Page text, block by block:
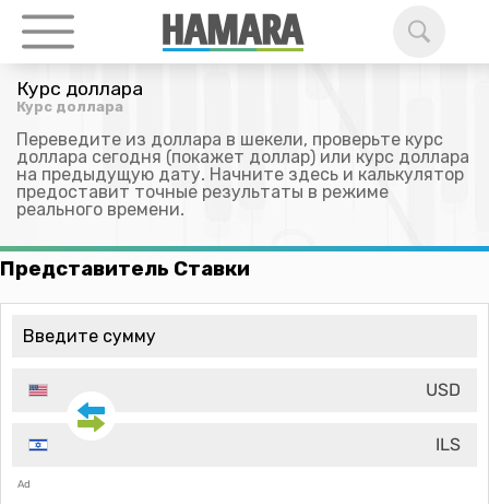
Курс доллара
Курс доллара
Переведите из доллара в шекели, проверьте курс
доллара сегодня (покажет доллар) или курс доллара
на предыдущую дату. Начните здесь и калькулятор
предоставит точные результаты в режиме
реального времени.
Представитель Ставки
USD
ILS
Ad